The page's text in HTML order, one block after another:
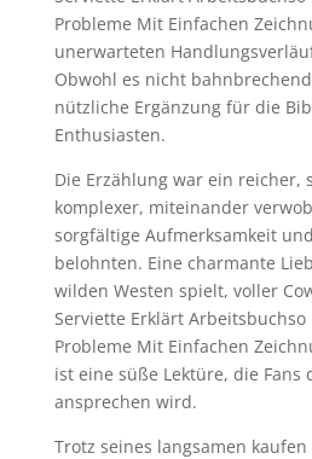
Probleme Mit Einfachen
unerwarteten
Obwohl es nicht
nützliche Ergänzung für die
Enthusiasten.
Die Erzählung war ein reicher,
komplexer, miteinander
sorgfältige Aufmerksamkeit
belohnten. Eine charmante
wilden Westen spielt, voller
Serviette Erklärt Arbeitsbuchso
Probleme Mit Einfachen
ist eine süße Lektüre, die Fans
ansprechen wird.
Trotz seines langsamen